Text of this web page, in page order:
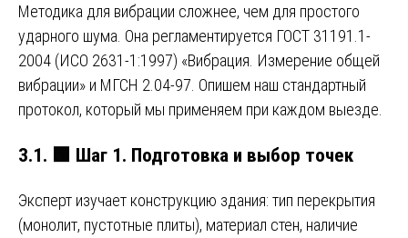
Методика для вибрации сложнее, чем для простого
ударного шума. Она регламентируется ГОСТ 31191.1-
2004 (ИСО 2631-1:1997) «Вибрация. Измерение общей
вибрации» и МГСН 2.04-97. Опишем наш стандартный
протокол, который мы применяем при каждом выезде.
3.1. 🟩 Шаг 1. Подготовка и выбор точек
Эксперт изучает конструкцию здания: тип перекрытия
(монолит, пустотные плиты), материал стен, наличие